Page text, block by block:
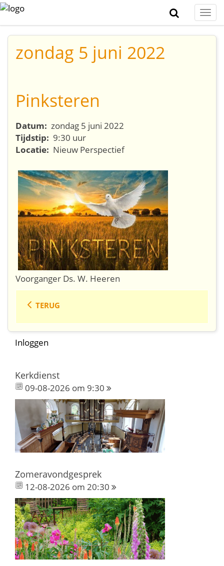
zondag 5 juni 2022
Pinksteren
Datum: zondag 5 juni 2022
Tijdstip: 9:30 uur
Locatie: Nieuw Perspectief
Voorganger Ds. W. Heeren
TERUG
Inloggen
Kerkdienst
09-08-2026 om 9:30
Zomeravondgesprek
12-08-2026 om 20:30